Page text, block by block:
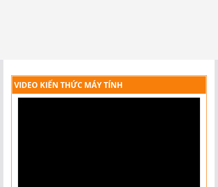
VIDEO KIẾN THỨC MÁY TÍNH